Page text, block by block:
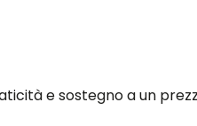
e sostegno a un